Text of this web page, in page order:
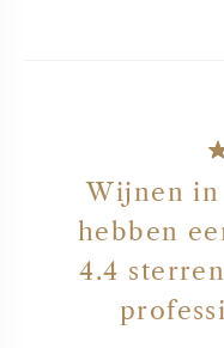
Wijnen in
hebben
4.4